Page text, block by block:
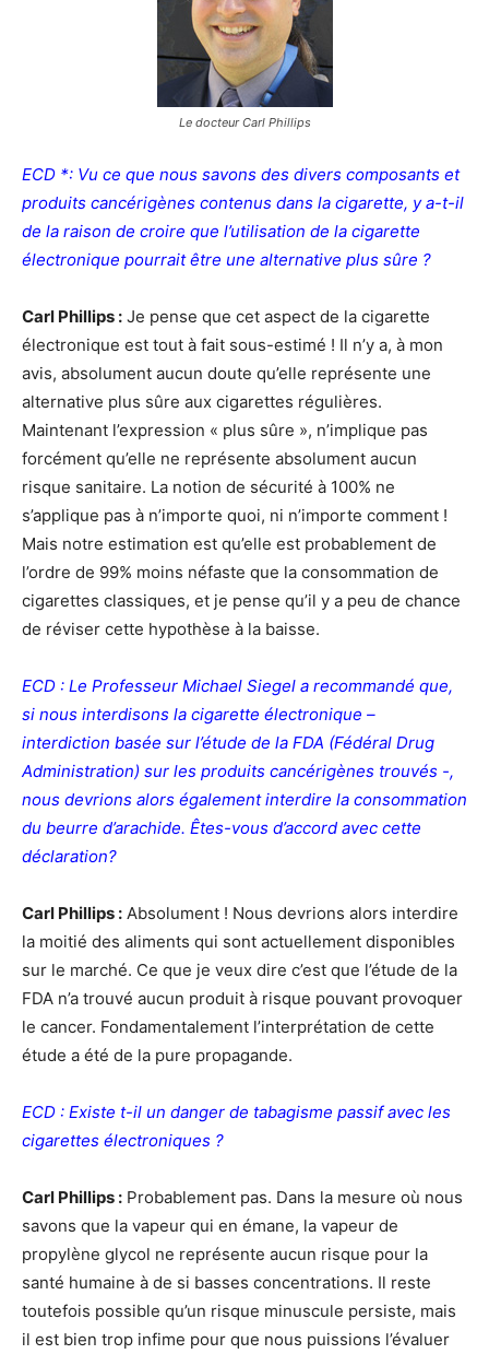
Le docteur Carl Phillips
ECD *: Vu ce que nous savons des divers composants et
produits cancérigènes contenus dans la cigarette, y a-t-il
de la raison de croire que l’utilisation de la cigarette
électronique pourrait être une alternative plus sûre ?
Carl Phillips : Je pense que cet aspect de la cigarette
électronique est tout à fait sous-estimé ! Il n’y a, à mon
avis, absolument aucun doute qu’elle représente une
alternative plus sûre aux cigarettes régulières.
Maintenant l’expression « plus sûre », n’implique pas
forcément qu’elle ne représente absolument aucun
risque sanitaire. La notion de sécurité à 100% ne
s’applique pas à n’importe quoi, ni n’importe comment !
Mais notre estimation est qu’elle est probablement de
l’ordre de 99% moins néfaste que la consommation de
cigarettes classiques, et je pense qu’il y a peu de chance
de réviser cette hypothèse à la baisse.
ECD : Le Professeur Michael Siegel a recommandé que,
si nous interdisons la cigarette électronique –
interdiction basée sur l’étude de la FDA (Fédéral Drug
Administration) sur les produits cancérigènes trouvés -,
nous devrions alors également interdire la consommation
du beurre d’arachide. Êtes-vous d’accord avec cette
déclaration?
Carl Phillips : Absolument ! Nous devrions alors interdire
la moitié des aliments qui sont actuellement disponibles
sur le marché. Ce que je veux dire c’est que l’étude de la
FDA n’a trouvé aucun produit à risque pouvant provoquer
le cancer. Fondamentalement l’interprétation de cette
étude a été de la pure propagande.
ECD : Existe t-il un danger de tabagisme passif avec les
cigarettes électroniques ?
Carl Phillips : Probablement pas. Dans la mesure où nous
savons que la vapeur qui en émane, la vapeur de
propylène glycol ne représente aucun risque pour la
santé humaine à de si basses concentrations. Il reste
toutefois possible qu’un risque minuscule persiste, mais
il est bien trop infime pour que nous puissions l’évaluer